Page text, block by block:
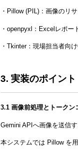
・Pillow (PIL)：画像のリ
・openpyxl：Excelレポー
・Tkinter：現場担当者向け
3. 実装のポイント
3.1 画像前処理とトークン
Gemini APIへ画像を送信
本システムでは Pillow を